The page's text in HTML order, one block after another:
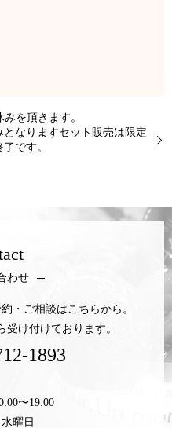
を頂きます。
なりますセット販売は限定
です。
わせ
・ご相談はこちらから。
受け付けております。
1893
〜19:00
曜日